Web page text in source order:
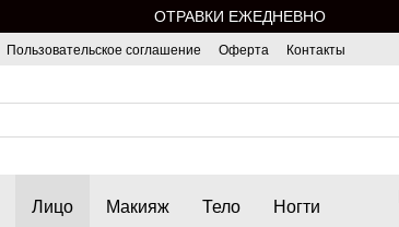
ОТРАВКИ ЕЖЕДНЕВНО
Пользовательское соглашение Оферта Контакты
Лицо Макияж Тело Ногти